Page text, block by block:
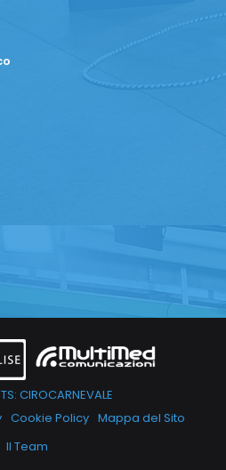
CIROCARNEVALE
Cookie Policy Mappa del Sito
Il Team